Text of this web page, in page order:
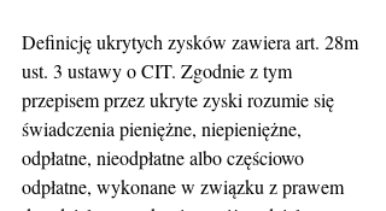
Definicję ukrytych zysków zawiera art. 28m
ust. 3 ustawy o CIT. Zgodnie z tym
przepisem przez ukryte zyski rozumie się
świadczenia pieniężne, niepieniężne,
odpłatne, nieodpłatne albo częściowo
odpłatne, wykonane w związku z prawem